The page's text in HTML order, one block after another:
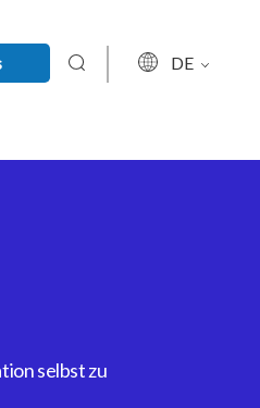
DE
selbst zu